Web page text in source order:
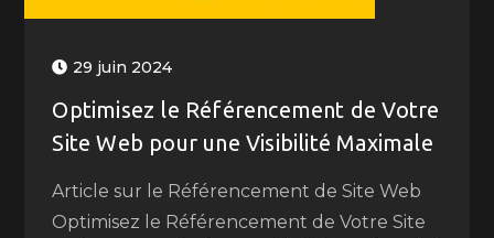
29 juin 2024
Optimisez le Référencement de Votre
Site Web pour une Visibilité Maximale
Article sur le Référencement de Site Web
Optimisez le Référencement de Votre Site